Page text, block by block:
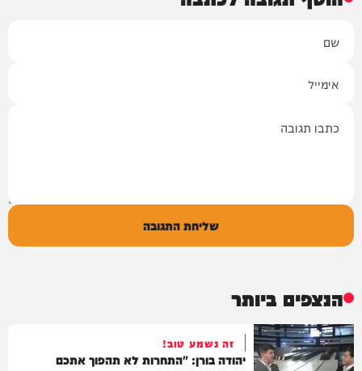
שליחת התגובה
הנצפים ביותר
זה נשמע טוב!
יהודה בורן: "התחרות לא תהפוך אתכם